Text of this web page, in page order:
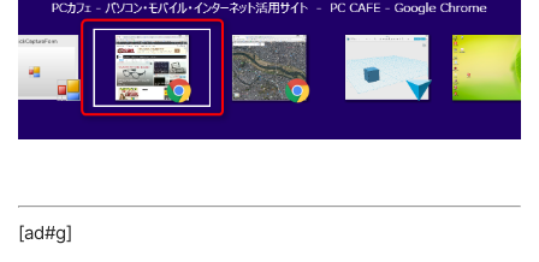
[ad#g]